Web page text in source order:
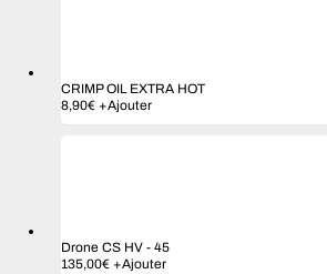
choisies
CRIMP OIL EXTRA HOT
8,90€ +Ajouter
Drone CS HV - 45
135,00€ +Ajouter